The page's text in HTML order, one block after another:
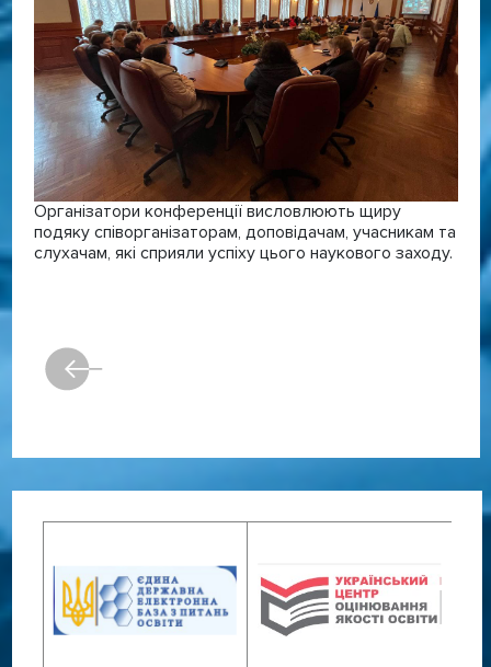
Організатори конференції висловлюють щиру
подяку співорганізаторам, доповідачам, учасникам та
слухачам, які сприяли успіху цього наукового заходу.